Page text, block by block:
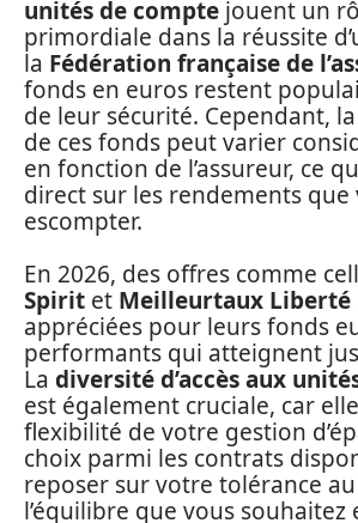
unités de compte jouent un
primordiale dans la réussite
la Fédération française de
fonds en euros restent
de leur sécurité. Cependant,
de ces fonds peut varier
en fonction de l’assureur, ce
direct sur les rendements que
escompter.
En 2026, des offres comme
Spirit et Meilleurtaux Liberté
appréciées pour leurs fonds
performants qui atteignent
La diversité d’accès aux
est également cruciale, car
flexibilité de votre gestion
choix parmi les contrats
reposer sur votre tolérance
l’équilibre que vous souhaitez